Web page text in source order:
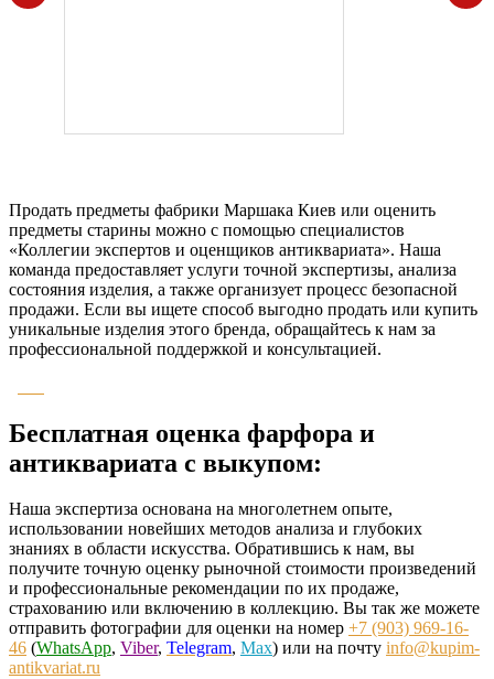
Продать предметы фабрики Маршака Киев или оценить
предметы старины можно с помощью специалистов
«Коллегии экспертов и оценщиков антиквариата». Наша
команда предоставляет услуги точной экспертизы, анализа
состояния изделия, а также организует процесс безопасной
продажи. Если вы ищете способ выгодно продать или купить
уникальные изделия этого бренда, обращайтесь к нам за
профессиональной поддержкой и консультацией.
Бесплатная оценка фарфора и
антиквариата с выкупом:
Наша экспертиза основана на многолетнем опыте,
использовании новейших методов анализа и глубоких
знаниях в области искусства. Обратившись к нам, вы
получите точную оценку рыночной стоимости произведений
и профессиональные рекомендации по их продаже,
страхованию или включению в коллекцию. Вы так же можете
отправить фотографии для оценки на номер +7 (903) 969-16-
46 (WhatsApp, Viber, Telegram, Max) или на почту info@kupim-
antikvariat.ru